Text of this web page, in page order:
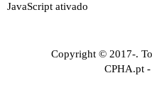
JavaScript ativado
Copyright © 2017-.
CPHA.pt -